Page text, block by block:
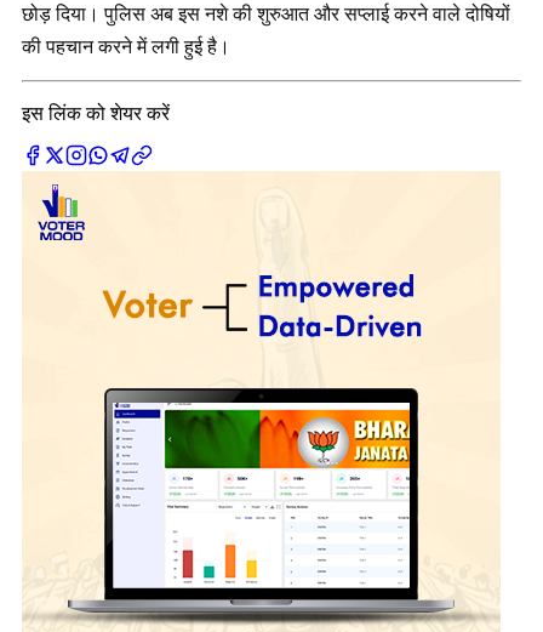
छोड़ दिया। पुलिस अब इस नशे की शुरुआत और सप्लाई करने वाले दोषियों
की पहचान करने में लगी हुई है।
इस लिंक को शेयर करें